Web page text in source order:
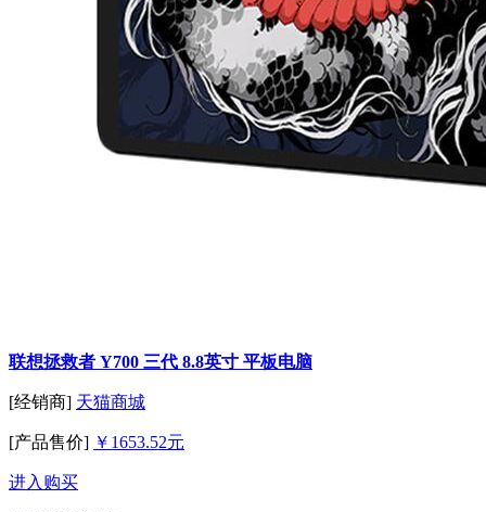
联想拯救者 Y700 三代 8.8英寸 平板电脑
[经销商] 天猫商城
[产品售价] ￥1653.52元
进入购买